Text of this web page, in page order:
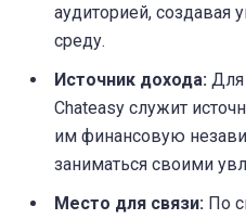
аудиторией, создавая
среду.
Источник дохода: Для
Chateasy служит
им финансовую
заниматься своими
Место для связи: По